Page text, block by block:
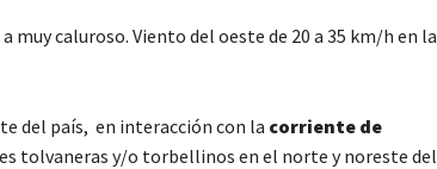
caluroso. Viento del oeste de 20 a 35 km/h en la
del país, en interacción con la corriente de
tolvaneras y/o torbellinos en el norte y noreste del